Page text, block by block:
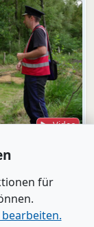
Video
dem
für